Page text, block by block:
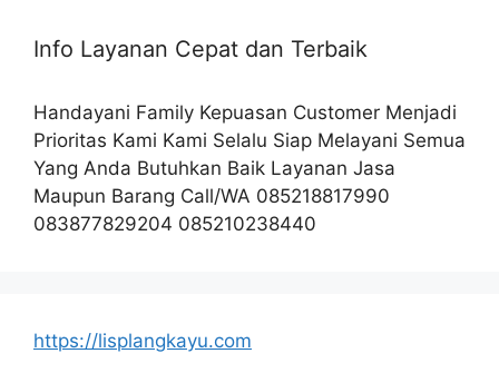
Info Layanan Cepat dan Terbaik
Handayani Family Kepuasan Customer Menjadi
Prioritas Kami Kami Selalu Siap Melayani Semua
Yang Anda Butuhkan Baik Layanan Jasa
Maupun Barang Call/WA 085218817990
083877829204 085210238440
https://lisplangkayu.com